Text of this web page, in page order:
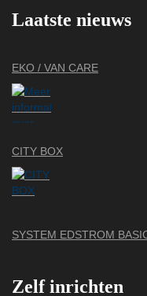
Laatste nieuws
EKO / VAN CARE
CITY BOX
SYSTEM EDSTROM
Zelf inrichten